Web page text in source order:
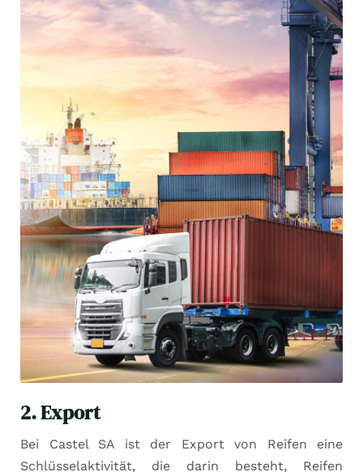
2. Export
Bei Castel SA ist der Export von Reifen eine
Schlüsselaktivität, die darin besteht, Reifen